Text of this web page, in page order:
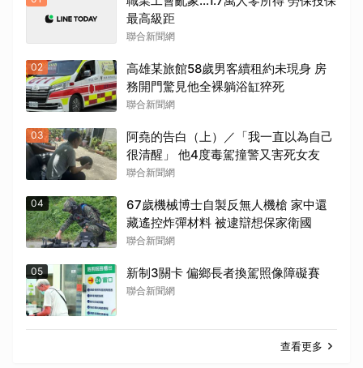
最高級距
聯合新聞網
02
高雄某旅館58歲男客續租約未現身 房
務開門驚見他全裸躺浴缸猝死
聯合新聞網
03
阿堯的告白（上）／「我一直以為自己
很清醒」 他4度毒駕撞警又害死女友
聯合新聞網
04
67歲機械博士自製反無人機槍 家中還
藏遙控炸彈材料 被逮辯想保家衛國
聯合新聞網
05 新制3關卡 偏鄉長者換駕照像障礙賽
聯合新聞網
查看更多